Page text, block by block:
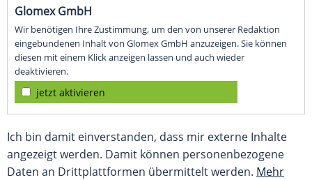
Glomex GmbH
Wir benötigen Ihre Zustimmung, um den von unserer Redaktion
eingebundenen Inhalt von Glomex GmbH anzuzeigen. Sie können
diesen mit einem Klick anzeigen lassen und auch wieder
deaktivieren.
jetzt aktivieren
Ich bin damit einverstanden, dass mir externe Inhalte
angezeigt werden. Damit können personenbezogene
Daten an Drittplattformen übermittelt werden. Mehr